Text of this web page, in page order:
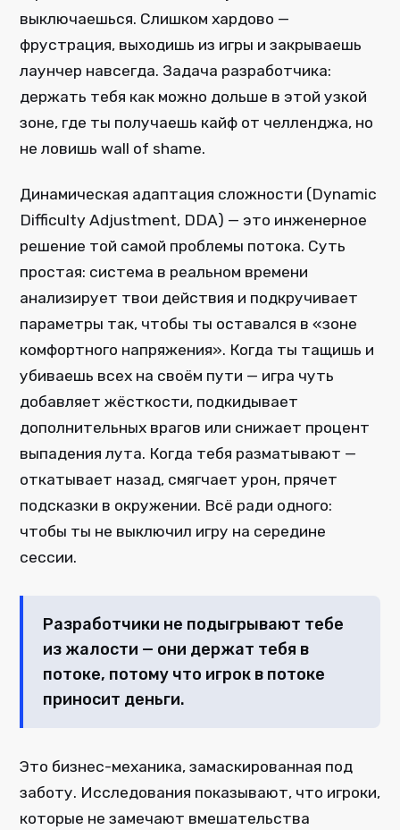
выключаешься. Слишком хардово —
фрустрация, выходишь из игры и закрываешь
лаунчер навсегда. Задача разработчика:
держать тебя как можно дольше в этой узкой
зоне, где ты получаешь кайф от челленджа, но
не ловишь wall of shame.
Динамическая адаптация сложности (Dynamic
Difficulty Adjustment, DDA) — это инженерное
решение той самой проблемы потока. Суть
простая: система в реальном времени
анализирует твои действия и подкручивает
параметры так, чтобы ты оставался в «зоне
комфортного напряжения». Когда ты тащишь и
убиваешь всех на своём пути — игра чуть
добавляет жёсткости, подкидывает
дополнительных врагов или снижает процент
выпадения лута. Когда тебя разматывают —
откатывает назад, смягчает урон, прячет
подсказки в окружении. Всё ради одного:
чтобы ты не выключил игру на середине
сессии.
Разработчики не подыгрывают тебе
из жалости — они держат тебя в
потоке, потому что игрок в потоке
приносит деньги.
Это бизнес-механика, замаскированная под
заботу. Исследования показывают, что игроки,
которые не замечают вмешательства